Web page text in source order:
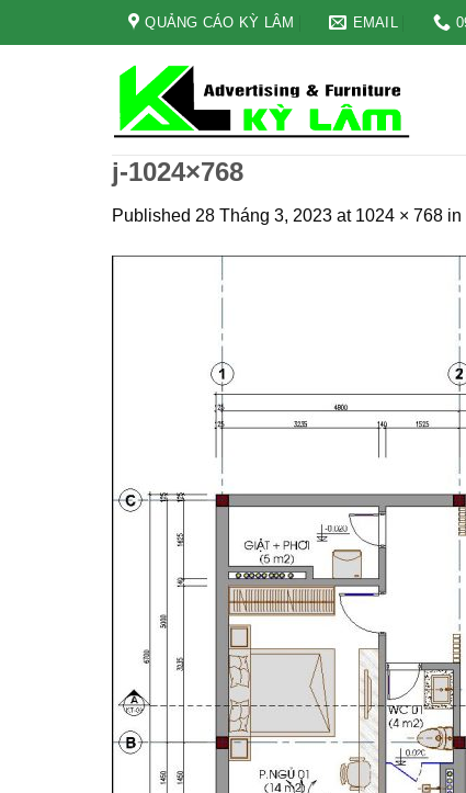
QUẢNG CÁO KỲ LÂM EMAIL
j-1024×768
Published 28 Tháng 3, 2023 at 1024 × 768 in